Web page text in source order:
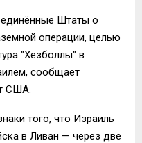
Штаты о
операции, целью
"Хезболлы" в
сообщает
США.
того, что Израиль
в Ливан — через две